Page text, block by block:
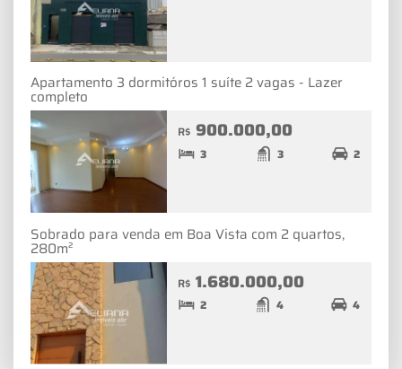
Apartamento 3 dormitóros 1 suíte 2 vagas - Lazer
completo
R$ 900.000,00
3 3 2
Sobrado para venda em Boa Vista com 2 quartos,
280m²
R$ 1.680.000,00
2 4 4